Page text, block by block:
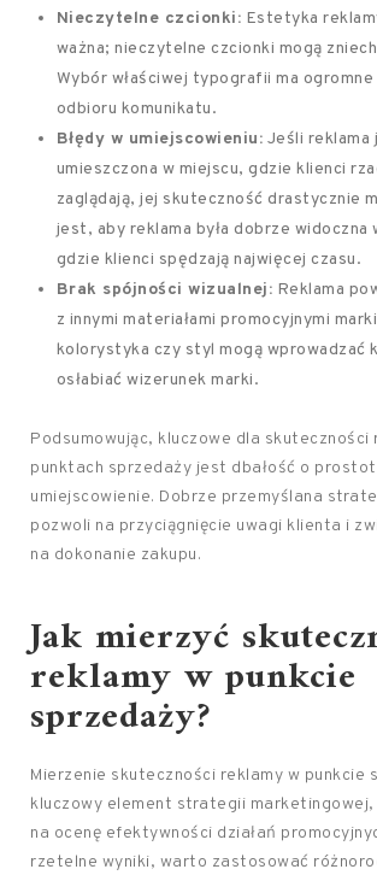
Nieczytelne czcionki: Estetyka
ważna; nieczytelne czcionki mogą
Wybór właściwej typografii ma ogromne
odbioru komunikatu.
Błędy w umiejscowieniu: Jeśli reklama
umieszczona w miejscu, gdzie klienci
zaglądają, jej skuteczność drastycznie
jest, aby reklama była dobrze widoczna
gdzie klienci spędzają najwięcej czasu.
Brak spójności wizualnej: Reklama
z innymi materiałami promocyjnymi
kolorystyka czy styl mogą wprowadzać
osłabiać wizerunek marki.
Podsumowując, kluczowe dla skuteczności
punktach sprzedaży jest dbałość o
umiejscowienie. Dobrze przemyślana
pozwoli na przyciągnięcie uwagi klienta i
na dokonanie zakupu.
Jak mierzyć
reklamy w punkcie
sprzedaży?
Mierzenie skuteczności reklamy w punkcie
kluczowy element strategii
na ocenę efektywności działań
rzetelne wyniki, warto zastosować